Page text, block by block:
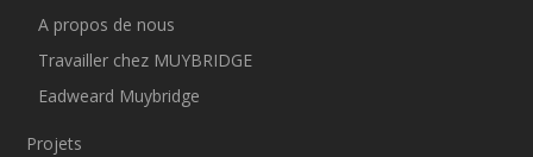
A propos de nous
Travailler chez MUYBRIDGE
Eadweard Muybridge
Projets